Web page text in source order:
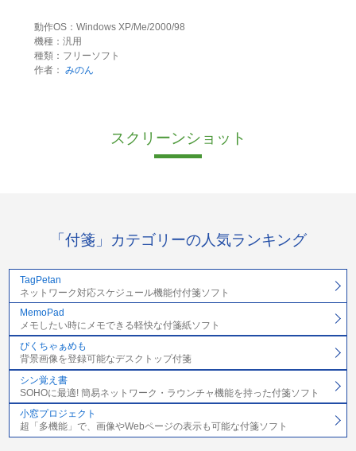
動作OS：Windows XP/Me/2000/98
機種：汎用
種類：フリーソフト
作者： みのん
スクリーンショット
「付箋」カテゴリーの人気ランキング
TagPetan
ネットワーク対応スケジュール機能付付箋ソフト
MemoPad
メモしたい時にメモできる軽快な付箋紙ソフト
ぴくちゃぁめも
背景画像を登録可能なデスクトップ付箋
シン覚え書
SOHOに最適! 簡易ネットワーク・ラウンチャ機能を持った付箋ソフト
小窓プロジェクト
超「多機能」で、画像やWebページの表示も可能な付箋ソフト